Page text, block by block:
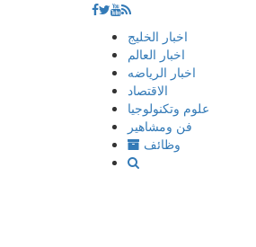
إذهب
المحتوى
اخبار الخليج
اخبار العالم
اخبار الرياضه
الاقتصاد
علوم وتكنولوجيا
فن ومشاهير
وظائف